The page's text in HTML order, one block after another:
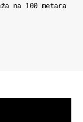
na 100 metara